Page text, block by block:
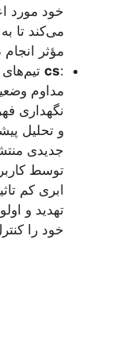
خود مورد
می‌کند تا
مؤثر انجام
:
cs
مداوم
نگهداری
و تحلیل
جدیدی
توسط
تهدید و
خود را